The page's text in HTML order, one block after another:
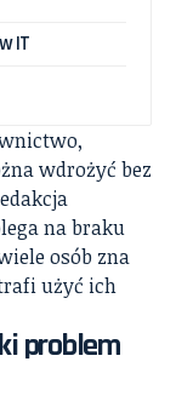
IT
wdrożyć bez
na braku
osób zna
użyć ich
problem